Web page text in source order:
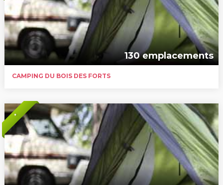
130 emplacements
CAMPING DU BOIS DES FORTS
*